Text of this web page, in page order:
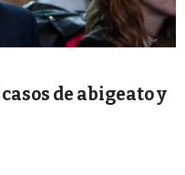
de abigeato y